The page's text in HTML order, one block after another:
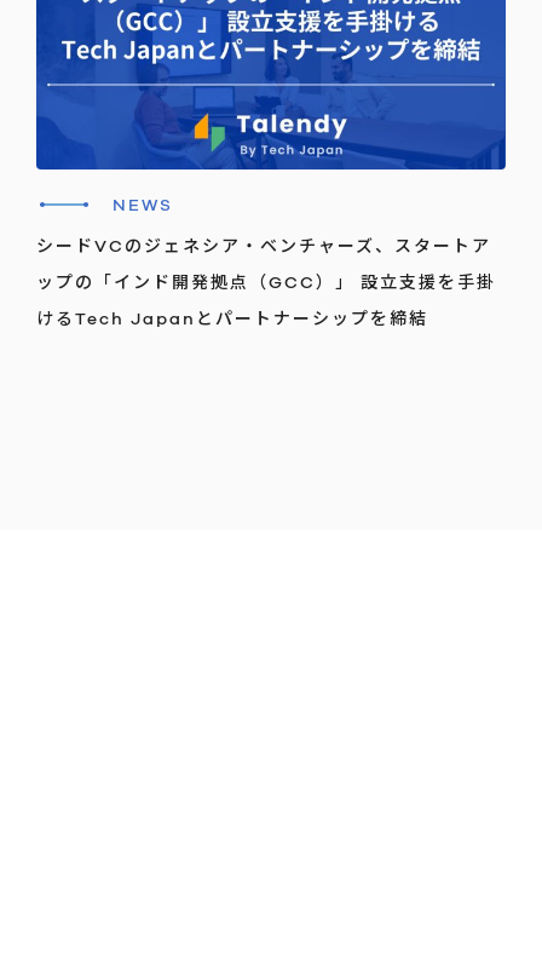
NEWS
シードVCのジェネシア・ベンチャーズ、スタートア
ップの「インド開発拠点（GCC）」 設立支援を手掛
けるTech Japanとパートナーシップを締結